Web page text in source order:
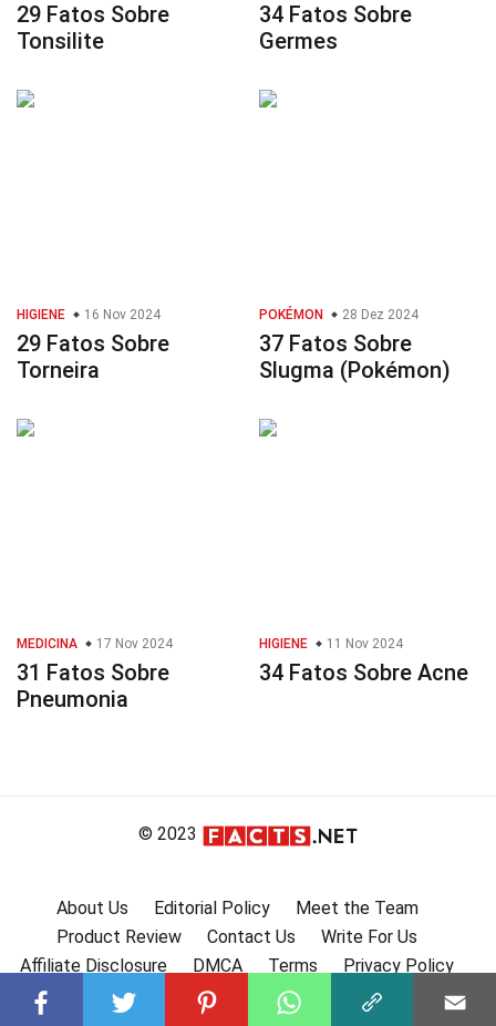
29 Fatos Sobre
Tonsilite
34 Fatos Sobre
Germes
HIGIENE 16 Nov 2024
29 Fatos Sobre
Torneira
POKÉMON 28 Dez 2024
37 Fatos Sobre
Slugma (Pokémon)
MEDICINA 17 Nov 2024
31 Fatos Sobre
Pneumonia
HIGIENE 11 Nov 2024
34 Fatos Sobre Acne
© 2023
About Us Editorial Policy
Meet the Team
Product Review
Contact Us
Write For Us
Affiliate Disclosure
DMCA Terms
Privacy Policy
Submit Facts
More Facts